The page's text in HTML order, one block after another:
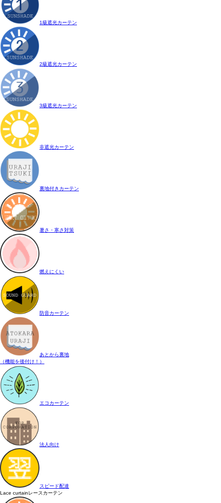
1級遮光カーテン
2級遮光カーテン
3級遮光カーテン
非遮光カーテン
裏地付きカーテン
暑さ・寒さ対策
燃えにくい
防音カーテン
あとから裏地
（機能を後付け！）
エコカーテン
法人向け
スピード配達
Lace curtainレースカーテン